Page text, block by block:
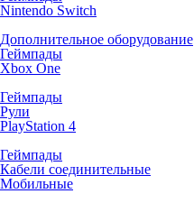
Nintendo Switch
Дополнительное оборудование
Геймпады
Xbox One
Геймпады
Рули
PlayStation 4
Геймпады
Кабели соединительные
Мобильные